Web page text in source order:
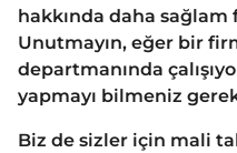
hakkında daha
Unutmayın, eğer bir
departmanında
yapmayı bilmeniz
Biz de sizler için mali